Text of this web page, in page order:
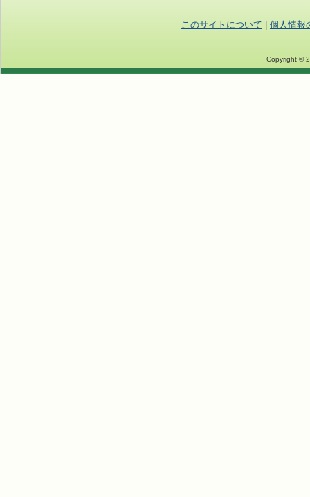
このサイトについて 個人情報
Copyright ©